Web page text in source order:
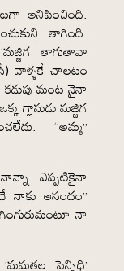
అనిపించింది.
తాగింది.
తాగుతావా
వాళ్ళకే చాలటం
కడుపు మంట నైనా
గ్లాసుడు మజ్జిగ
“అమ్మ”
ఎప్పటికైనా
నాకు ఆనందం”
నా
పెన్నిధి’